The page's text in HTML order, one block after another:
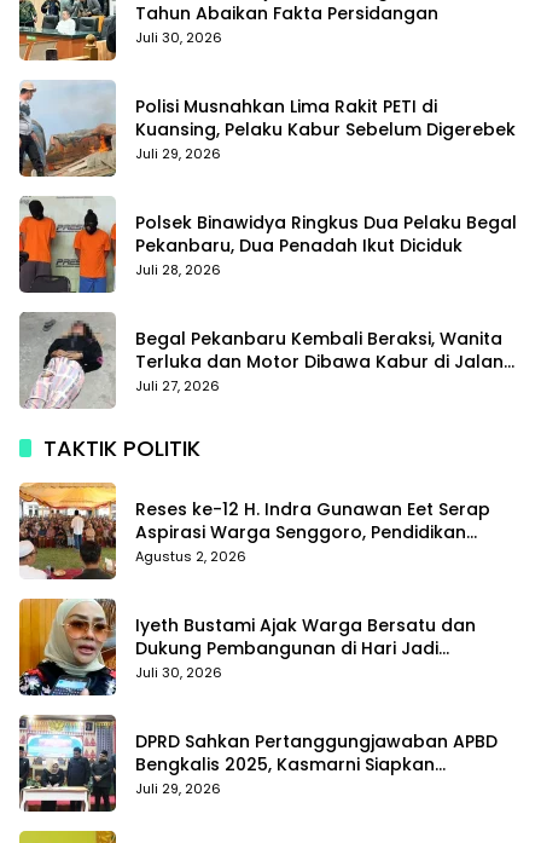
Tahun Abaikan Fakta Persidangan
Juli 30, 2026
Polisi Musnahkan Lima Rakit PETI di
Kuansing, Pelaku Kabur Sebelum Digerebek
Juli 29, 2026
Polsek Binawidya Ringkus Dua Pelaku Begal
Pekanbaru, Dua Penadah Ikut Diciduk
Juli 28, 2026
Begal Pekanbaru Kembali Beraksi, Wanita
Terluka dan Motor Dibawa Kabur di Jalan
Teropong
Juli 27, 2026
TAKTIK POLITIK
Reses ke-12 H. Indra Gunawan Eet Serap
Aspirasi Warga Senggoro, Pendidikan
hingga BPJS Jadi Sorotan
Agustus 2, 2026
Iyeth Bustami Ajak Warga Bersatu dan
Dukung Pembangunan di Hari Jadi
Bengkalis ke-514
Juli 30, 2026
DPRD Sahkan Pertanggungjawaban APBD
Bengkalis 2025, Kasmarni Siapkan
Pemanfaatan SiLPA
Juli 29, 2026